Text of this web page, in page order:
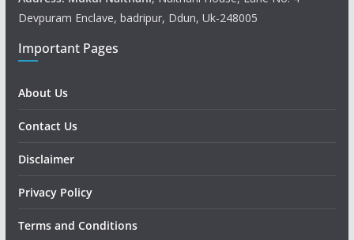
Devpuram Enclave, badripur, Ddun, Uk-248005
Important Pages
About Us
Contact Us
Disclaimer
Privacy Policy
Terms and Conditions